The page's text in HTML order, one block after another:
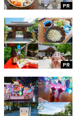
PR
PR